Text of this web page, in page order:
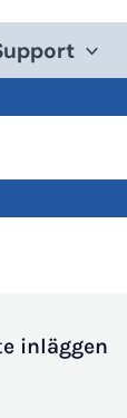
inläggen